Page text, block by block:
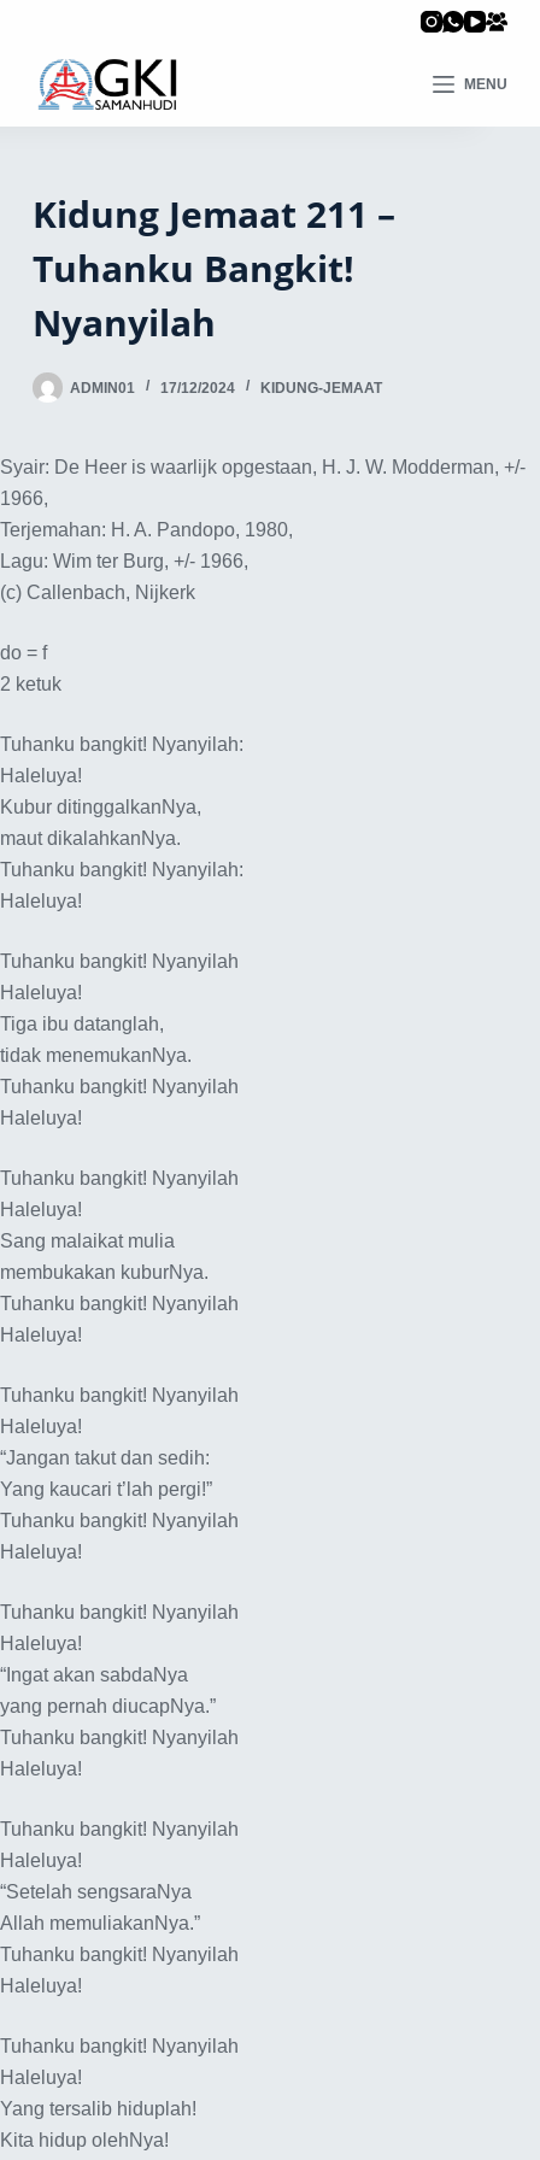
MENU
Kidung Jemaat 211 –
Tuhanku Bangkit!
Nyanyilah
ADMIN01 17/12/2024 KIDUNG-JEMAAT
Syair: De Heer is waarlijk opgestaan, H. J. W. Modderman, +/-
1966,
Terjemahan: H. A. Pandopo, 1980,
Lagu: Wim ter Burg, +/- 1966,
(c) Callenbach, Nijkerk
do = f
2 ketuk
Tuhanku bangkit! Nyanyilah:
Haleluya!
Kubur ditinggalkanNya,
maut dikalahkanNya.
Tuhanku bangkit! Nyanyilah:
Haleluya!
Tuhanku bangkit! Nyanyilah
Haleluya!
Tiga ibu datanglah,
tidak menemukanNya.
Tuhanku bangkit! Nyanyilah
Haleluya!
Tuhanku bangkit! Nyanyilah
Haleluya!
Sang malaikat mulia
membukakan kuburNya.
Tuhanku bangkit! Nyanyilah
Haleluya!
Tuhanku bangkit! Nyanyilah
Haleluya!
“Jangan takut dan sedih:
Yang kaucari t’lah pergi!”
Tuhanku bangkit! Nyanyilah
Haleluya!
Tuhanku bangkit! Nyanyilah
Haleluya!
“Ingat akan sabdaNya
yang pernah diucapNya.”
Tuhanku bangkit! Nyanyilah
Haleluya!
Tuhanku bangkit! Nyanyilah
Haleluya!
“Setelah sengsaraNya
Allah memuliakanNya.”
Tuhanku bangkit! Nyanyilah
Haleluya!
Tuhanku bangkit! Nyanyilah
Haleluya!
Yang tersalib hiduplah!
Kita hidup olehNya!